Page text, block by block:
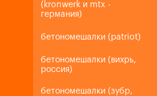
(kronwerk и mtx -
германия)
бетономешалки (patriot)
бетономешалки (вихрь,
россия)
бетономешалки (зубр,